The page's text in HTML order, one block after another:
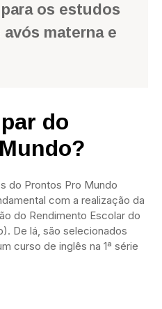
os estudos
materna e
do
do Prontos Pro Mundo
com a realização da
do Rendimento Escolar do
De lá, são selecionados
curso de inglês na 1ª série